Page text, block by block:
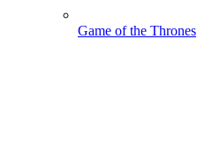
Game of the Thrones